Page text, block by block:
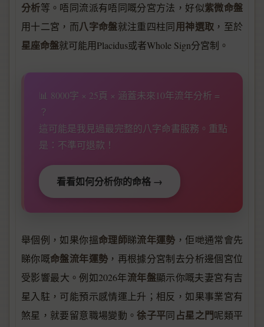
分析等。唔同流派有唔同嘅分宮方法，好似紫微命盤
用十二宮，而八字命盤就注重四柱同用神選取 ，至於
星座命盤就可能用Placidus或者Whole Sign分宮制。
📊 8000字 × 25頁 × 涵蓋未來10年流年分析 =
？
這可能是我見過最完整的八字命書服務。重點
是：不準可退款！
看看如何分析你的命格 →
舉個例，如果你搵命理師睇流年運勢 ，佢哋通常會先
睇你嘅命盤流年運勢 ，再根據分宮制去分析邊個宮位
受影響最大。例如2026年流年盤顯示你嘅夫妻宮有吉
星入駐，可能預示感情運上升；相反，如果事業宮有
煞星，就要留意職場變動。徐子平同占星之門呢類平